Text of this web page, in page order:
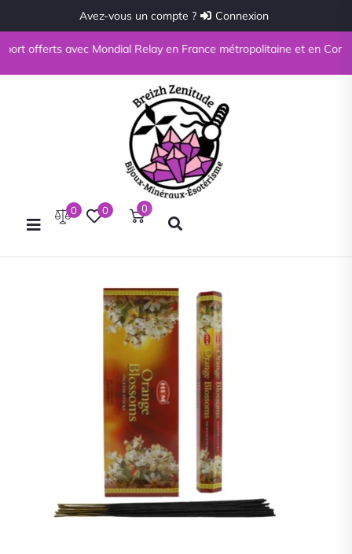
Avez-vous un compte ? Connexion
offerts avec Mondial Relay en France métropolitaine et en Corse
0 0 0